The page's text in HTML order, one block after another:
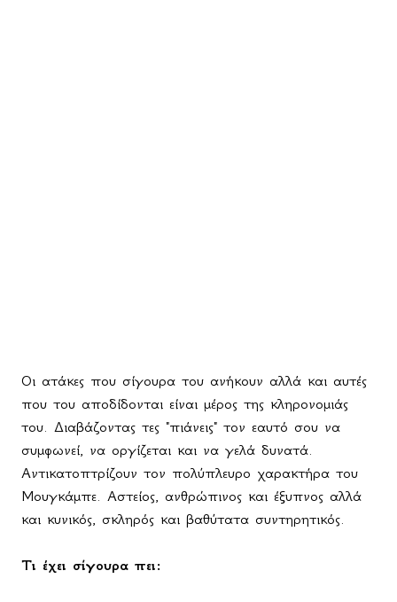
Οι ατάκες που σίγουρα του ανήκουν αλλά και αυτές
που του αποδίδονται είναι μέρος της κληρονομιάς
του. Διαβάζοντας τες "πιάνεις" τον εαυτό σου να
συμφωνεί, να οργίζεται και να γελά δυνατά.
Αντικατοπτρίζουν τον πολύπλευρο χαρακτήρα του
Μουγκάμπε. Αστείος, ανθρώπινος και έξυπνος αλλά
και κυνικός, σκληρός και βαθύτατα συντηρητικός.
Τι έχει σίγουρα πει: